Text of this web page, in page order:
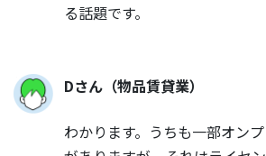
る話題です。
Dさん（物品賃貸業）
わかります。うちも一部オン